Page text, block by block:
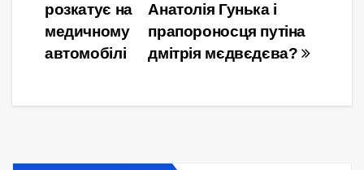
Анатолія Гунька і
прапороносця путіна
дмітрія мєдвєдєва?
розкатує на
медичному
автомобілі